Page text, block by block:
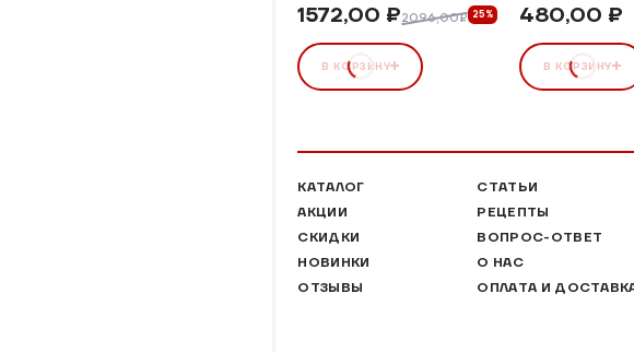
1572,00 ₽2096,00₽ 25%
В КОРЗИНУ
480,00 ₽
В КОРЗИНУ
КАТАЛОГ
АКЦИИ
СКИДКИ
НОВИНКИ
ОТЗЫВЫ
СТАТЬИ
РЕЦЕПТЫ
ВОПРОС-ОТВЕТ
О НАС
ОПЛАТА И